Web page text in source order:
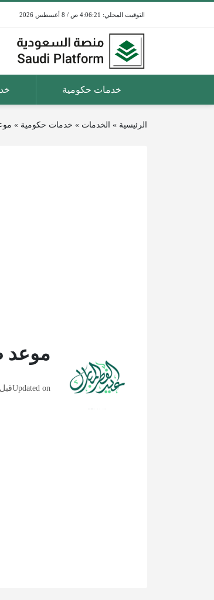
4:06:21 ص / 8 أغسطس 2026
خدمات حكومية
الرئيسية » الخدمات » خدمات حكومية »
موعد
Updated onقبل 5